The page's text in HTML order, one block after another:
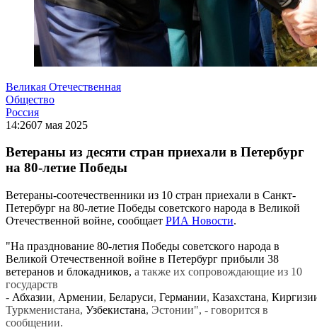
Великая Отечественная
Общество
Россия
14:2607 мая 2025
Ветераны из десяти стран приехали в Петербург
на 80-летие Победы
Ветераны-соотечественники из 10 стран приехали в Санкт-
Петербург на 80-летие Победы советского народа в Великой
Отечественной войне, сообщает РИА Новости.
"На празднование 80-летия Победы советского народа в
Великой Отечественной войне в Петербург прибыли 38
ветеранов и блокадников, а также их сопровождающие из 10
государств
- Абхазии, Армении, Беларуси, Германии, Казахстана,
Туркменистана, Узбекистана, Эстонии", - говорится в
сообщении.